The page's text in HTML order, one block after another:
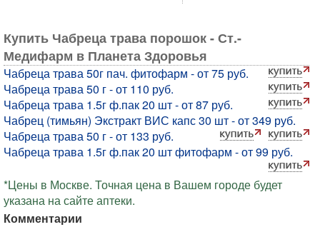
Купить Чабреца трава порошок - Ст.-
Медифарм в Планета Здоровья
Чабреца трава 50г пач. фитофарм - от 75 руб.
Чабреца трава 50 г - от 110 руб.
Чабреца трава 1.5г ф.пак 20 шт - от 87 руб.
Чабрец (тимьян) Экстракт ВИС капс 30 шт - от 349 руб.
Чабреца трава 50 г - от 133 руб.
Чабреца трава 1.5г ф.пак 20 шт фитофарм - от 99 руб.
*Цены в Москве. Точная цена в Вашем городе будет
указана на сайте аптеки.
Комментарии